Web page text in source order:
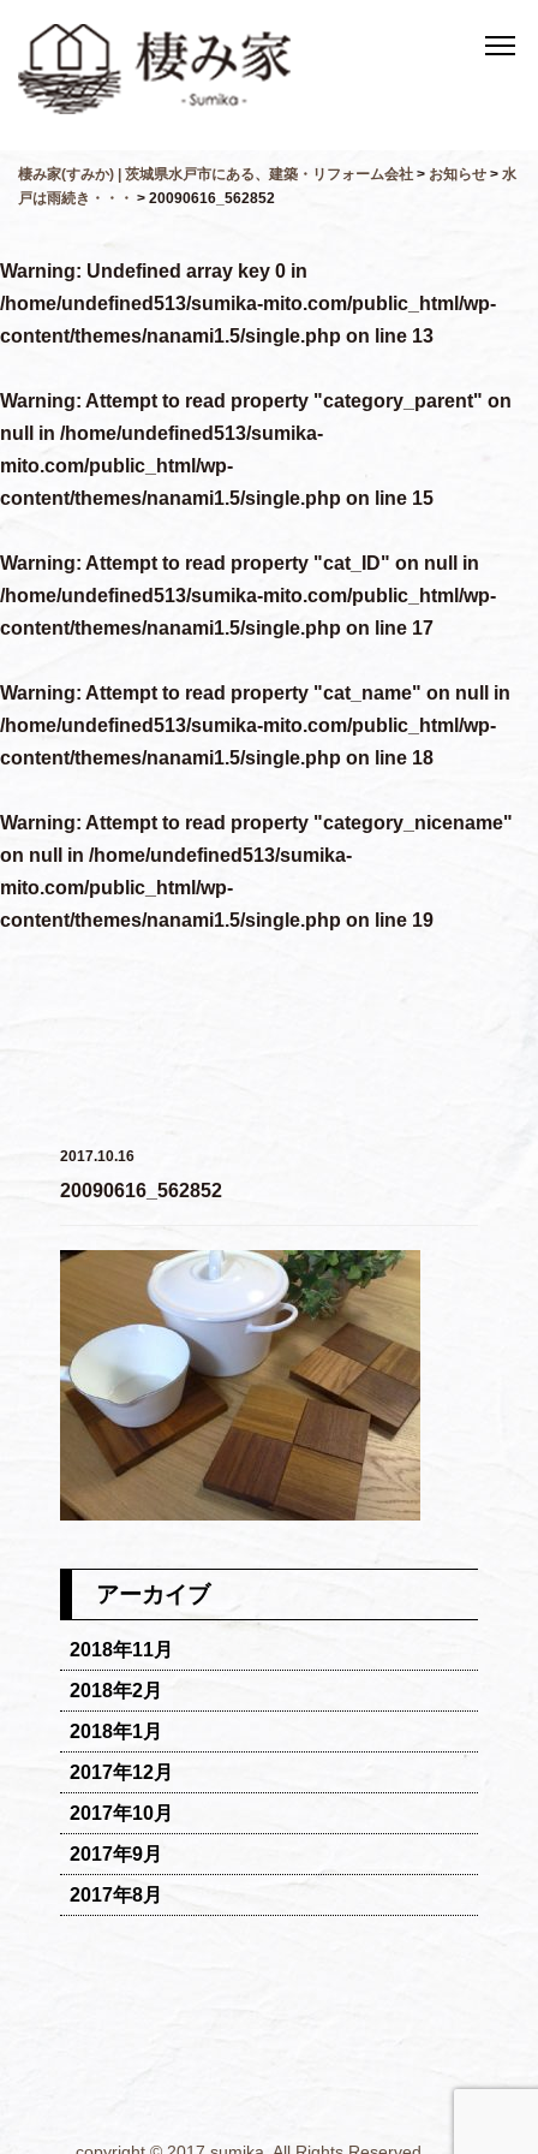
棲み家(すみか) | 茨城県水戸市にある、建築・リフォーム会社 > お知らせ > 水
戸は雨続き・・・ > 20090616_562852
Warning: Undefined array key 0 in
/home/undefined513/sumika-mito.com/public_html/wp-
content/themes/nanami1.5/single.php on line 13
Warning: Attempt to read property "category_parent" on
null in /home/undefined513/sumika-
mito.com/public_html/wp-
content/themes/nanami1.5/single.php on line 15
Warning: Attempt to read property "cat_ID" on null in
/home/undefined513/sumika-mito.com/public_html/wp-
content/themes/nanami1.5/single.php on line 17
Warning: Attempt to read property "cat_name" on null in
/home/undefined513/sumika-mito.com/public_html/wp-
content/themes/nanami1.5/single.php on line 18
Warning: Attempt to read property "category_nicename"
on null in /home/undefined513/sumika-
mito.com/public_html/wp-
content/themes/nanami1.5/single.php on line 19
2017.10.16
20090616_562852
アーカイブ
2018年11月
2018年2月
2018年1月
2017年12月
2017年10月
2017年9月
2017年8月